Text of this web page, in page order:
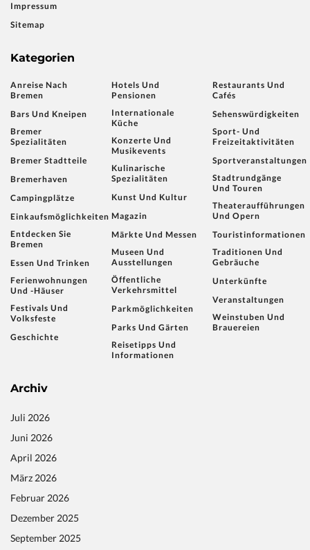
Impressum
Sitemap
Kategorien
Anreise Nach
Bremen
Bars Und Kneipen
Bremer
Spezialitäten
Bremer Stadtteile
Bremerhaven
Campingplätze
Einkaufsmöglichkeiten
Entdecken Sie
Bremen
Essen Und Trinken
Ferienwohnungen
Und -häuser
Festivals Und
Volksfeste
Geschichte
Hotels Und
Pensionen
Internationale
Küche
Konzerte Und
Musikevents
Kulinarische
Spezialitäten
Kunst Und Kultur
Magazin
Märkte Und Messen
Museen Und
Ausstellungen
Öffentliche
Verkehrsmittel
Parkmöglichkeiten
Parks Und Gärten
Reisetipps Und
Informationen
Restaurants Und
Cafés
Sehenswürdigkeiten
Sport- Und
Freizeitaktivitäten
Sportveranstaltungen
Stadtrundgänge
Und Touren
Theateraufführungen
Und Opern
Touristinformationen
Traditionen Und
Gebräuche
Unterkünfte
Veranstaltungen
Weinstuben Und
Brauereien
Archiv
Juli 2026
Juni 2026
April 2026
März 2026
Februar 2026
Dezember 2025
September 2025